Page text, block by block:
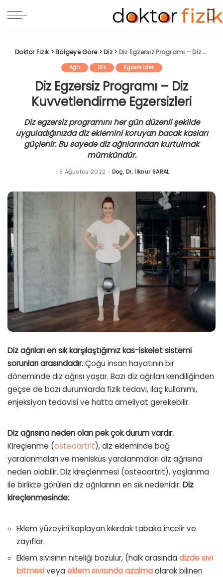
Doktor Fizik>Bölgeye Göre>Diz> Diz Egzersiz Programı – Diz Kuvvetlendirme Egzersizleri
Ağrı Diz Egzersizler
Diz Egzersiz Programı – Diz
Kuvvetlendirme Egzersizleri
Diz egzersiz programını her gün düzenli şekilde
uyguladığınızda diz eklemini koruyan bacak kasları
güçlenir. Bu sayede diz ağrılarından kurtulmak
mümkündür.
3 Ağustos 2022 Posted
Doç. Dr. İlknur SARAL
Diz ağrıları en sık karşılaştığımız kas-iskelet sistemi
sorunları arasındadır.Çoğu insan hayatının bir
döneminde diz ağrısı yaşar. Bazı diz ağrıları kendiliğinden
geçse de bazı durumlarda fizik tedavi, ilaç kullanımı,
enjeksiyon tedavisi ve hatta ameliyat gerekebilir.
Diz ağrısına neden olan pek çok durum vardır.
Kireçlenme (osteoartrit), diz ekleminde bağ
yaralanmaları ve menisküs yaralanmaları diz ağrısına
neden olabilir. Diz kireçlenmesi (osteoartrit), yaşlanma
ile birlikte görülen diz ağrılarının en sık nedenidir. Diz
kireçlenmesinde:
Eklem yüzeyini kaplayan kıkırdak tabaka incelir ve
zayıflar.
Eklem sıvısının niteliği bozulur, (halk arasında dizde sıvı
bitmesiveya eklem sıvısında azalmaolarak bilinen